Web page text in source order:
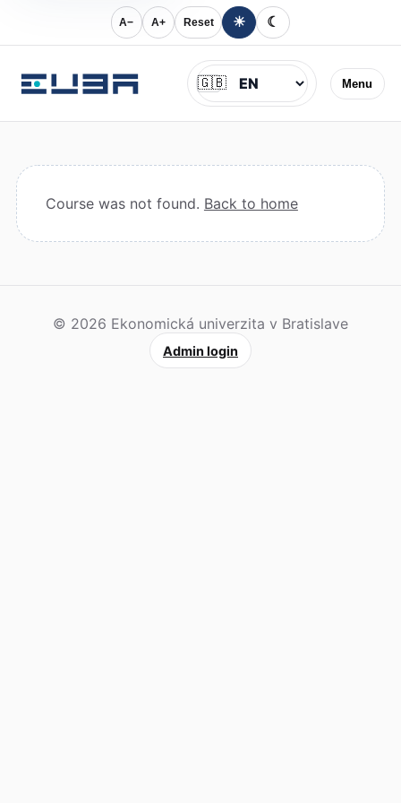
A− A+ Reset ☀ ☾
Menu
Jazyk
🇬🇧
Course was not found. Back to home
© 2026 Ekonomická univerzita v Bratislave
Admin login